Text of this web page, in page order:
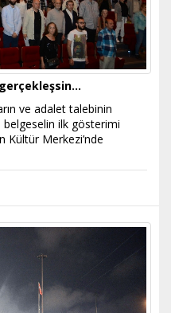
ve adalet talebinin
belgeselin ilk gösterimi
Kültür Merkezi’nde